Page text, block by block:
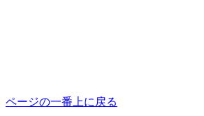
ページの一番上に戻る